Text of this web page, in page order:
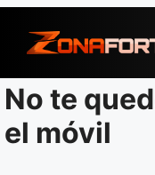
para
conteúdo
No te
el móvil